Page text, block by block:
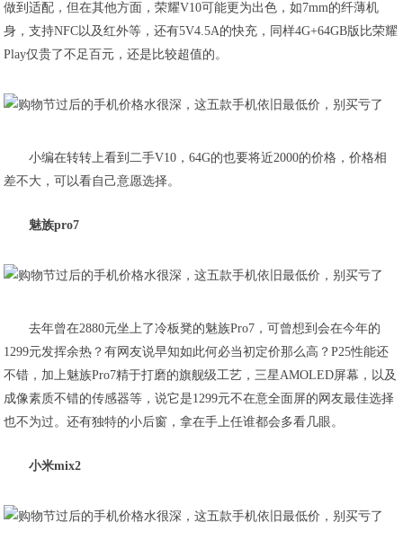
做到适配，但在其他方面，荣耀V10可能更为出色，如7mm的纤薄机
身，支持NFC以及红外等，还有5V4.5A的快充，同样4G+64GB版比荣耀
Play仅贵了不足百元，还是比较超值的。
小编在转转上看到二手V10，64G的也要将近2000的价格，价格相
差不大，可以看自己意愿选择。
魅族pro7
去年曾在2880元坐上了冷板凳的魅族Pro7，可曾想到会在今年的
1299元发挥余热？有网友说早知如此何必当初定价那么高？P25性能还
不错，加上魅族Pro7精于打磨的旗舰级工艺，三星AMOLED屏幕，以及
成像素质不错的传感器等，说它是1299元不在意全面屏的网友最佳选择
也不为过。还有独特的小后窗，拿在手上任谁都会多看几眼。
小米mix2